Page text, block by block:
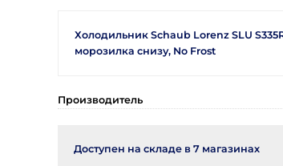
Холодильник Schaub Lorenz SLU
морозилка снизу, No Frost
Производитель
Доступен на складе в 7 магазинах